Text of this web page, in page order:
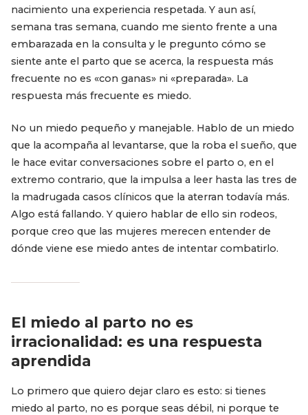
nacimiento una experiencia respetada. Y aun así,
semana tras semana, cuando me siento frente a una
embarazada en la consulta y le pregunto cómo se
siente ante el parto que se acerca, la respuesta más
frecuente no es «con ganas» ni «preparada». La
respuesta más frecuente es miedo.
No un miedo pequeño y manejable. Hablo de un miedo
que la acompaña al levantarse, que la roba el sueño, que
le hace evitar conversaciones sobre el parto o, en el
extremo contrario, que la impulsa a leer hasta las tres de
la madrugada casos clínicos que la aterran todavía más.
Algo está fallando. Y quiero hablar de ello sin rodeos,
porque creo que las mujeres merecen entender de
dónde viene ese miedo antes de intentar combatirlo.
El miedo al parto no es
irracionalidad: es una respuesta
aprendida
Lo primero que quiero dejar claro es esto: si tienes
miedo al parto, no es porque seas débil, ni porque te